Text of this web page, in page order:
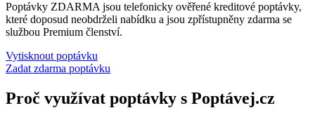
Poptávky ZDARMA jsou telefonicky ověřené kreditové poptávky,
které doposud neobdrželi nabídku a jsou zpřístupněny zdarma se
službou Premium členství.
Vytisknout poptávku
Zadat zdarma poptávku
Proč využívat poptávky s Poptávej.cz